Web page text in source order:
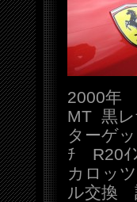
2000年
MT 黒
ターゲ
ﾁ R20ｲ
カロッ
ル交換